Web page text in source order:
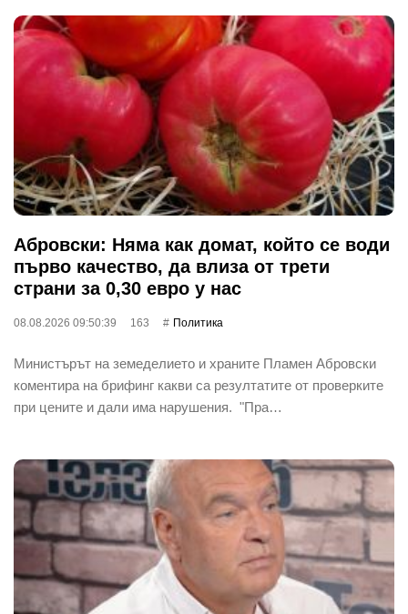
Абровски: Няма как домат, който се води
първо качество, да влиза от трети
страни за 0,30 евро у нас
08.08.2026 09:50:39 163 Политика
Министърът на земеделието и храните Пламен Абровски
коментира на брифинг какви са резултатите от проверките
при цените и дали има нарушения. "Пра…